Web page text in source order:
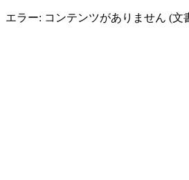
エラー: コンテンツがありません (文